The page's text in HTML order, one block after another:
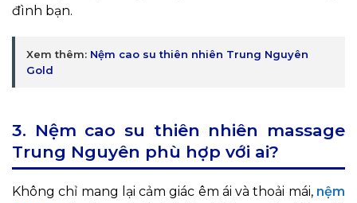
đình bạn.
Xem thêm: Nệm cao su thiên nhiên Trung Nguyên
Gold
3. Nệm cao su thiên nhiên massage
Trung Nguyên phù hợp với ai?
Không chỉ mang lại cảm giác êm ái và thoải mái, nệm